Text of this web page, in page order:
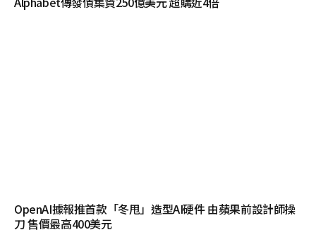
OpenAI據報推首款「冬甩」造型AI硬件 由蘋果前設計師操
刀 售價最高400美元